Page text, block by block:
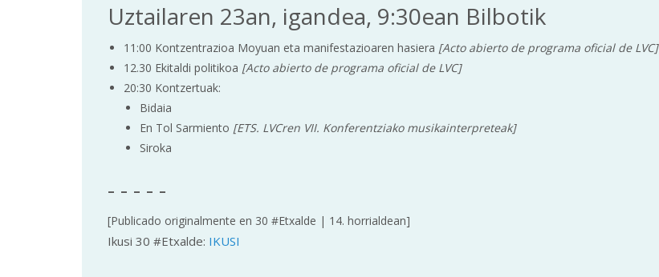
Uztailaren 23an, igandea, 9:30ean Bilbotik
11:00 Kontzentrazioa Moyuan eta manifestazioaren hasiera [Acto abierto de programa oficial de LVC]
12.30 Ekitaldi politikoa [Acto abierto de programa oficial de LVC]
20:30 Kontzertuak:
Bidaia
En Tol Sarmiento [ETS. LVCren VII. Konferentziako musikainterpreteak]
Siroka
- - - - -
[Publicado originalmente en 30 #Etxalde | 14. horrialdean]
Ikusi 30 #Etxalde: IKUSI